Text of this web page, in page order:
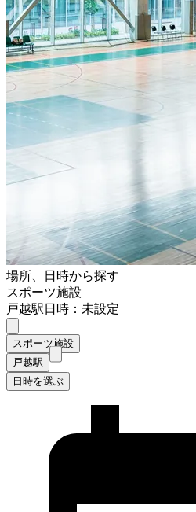
場所、日時から探す
スポーツ施設
戸越駅日時：未設定
スポーツ施設
戸越駅
日時を選ぶ